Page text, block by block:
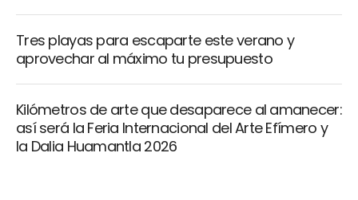
Tres playas para escaparte este verano y
aprovechar al máximo tu presupuesto
Kilómetros de arte que desaparece al amanecer:
así será la Feria Internacional del Arte Efímero y
la Dalia Huamantla 2026